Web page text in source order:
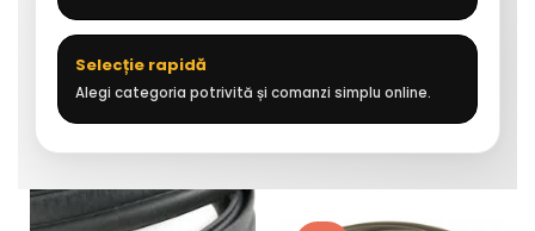
Selecție rapidă
Alegi categoria potrivită și comanzi simplu online.